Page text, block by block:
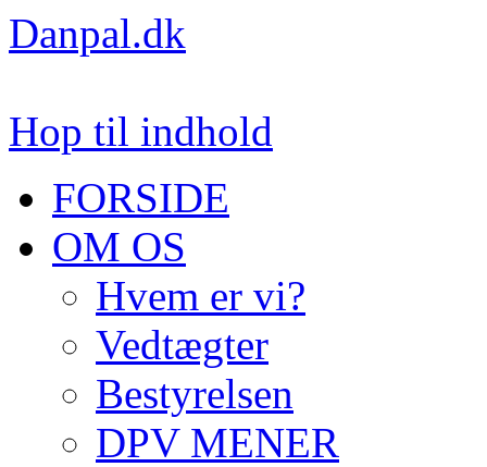
Danpal.dk
Hop til indhold
FORSIDE
OM OS
Hvem er vi?
Vedtægter
Bestyrelsen
DPV MENER